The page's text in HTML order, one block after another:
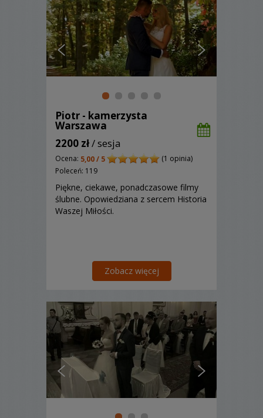
Piotr - kamerzysta
Warszawa
2200 zł/ sesja
Ocena: 5,00 / 5
(1 opinia)
Poleceń: 119
Piękne, ciekawe, ponadczasowe filmy
ślubne. Opowiedziana z sercem Historia
Waszej Miłości.
Zobacz więcej